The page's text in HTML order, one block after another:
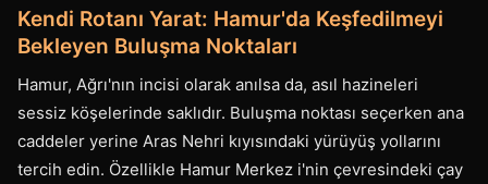
Kendi Rotanı Yarat: Hamur'da Keşfedilmeyi
Bekleyen Buluşma Noktaları
Hamur, Ağrı'nın incisi olarak anılsa da, asıl hazineleri
sessiz köşelerinde saklıdır. Buluşma noktası seçerken ana
caddeler yerine Aras Nehri kıyısındaki yürüyüş yollarını
tercih edin. Özellikle Hamur Merkez i'nin çevresindeki çay